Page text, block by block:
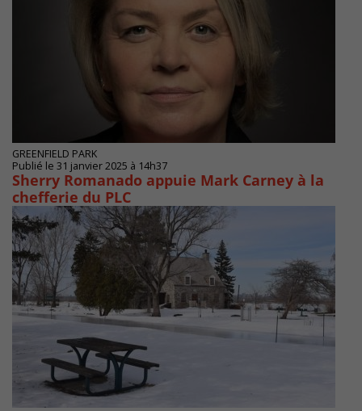
GREENFIELD PARK
Publié le 31 janvier 2025 à 14h37
Sherry Romanado appuie Mark Carney à la
chefferie du PLC